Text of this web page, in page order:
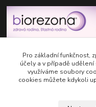
Centrum detoxikace
+420 733 321 665
Pro základní funkčnost,
účely a v případě
využíváme soubory
cookies můžete kdykoli